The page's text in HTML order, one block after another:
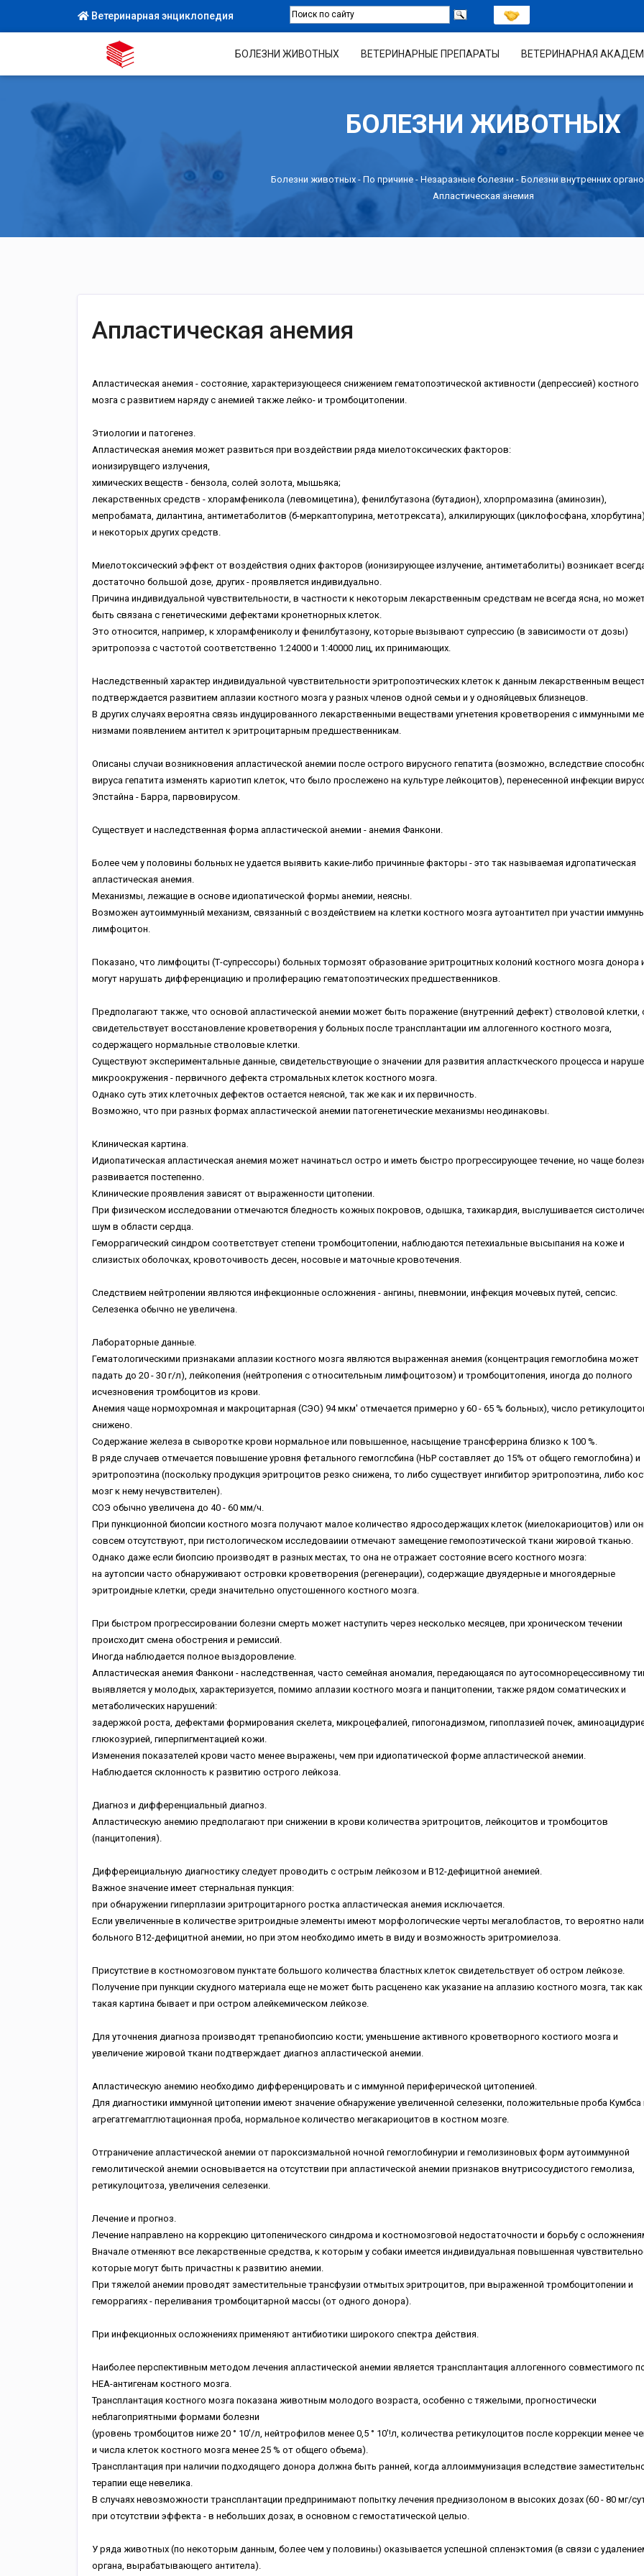
Ветеринарная энциклопедия
БОЛЕЗНИ ЖИВОТНЫХ ВЕТЕРИНАРНЫЕ ПРЕПАРАТЫ ВЕТЕРИНАРНАЯ
БОЛЕЗНИ ЖИВОТНЫХ
Болезни животных - По причине - Незаразные болезни - Болезни внутренних
Апластическая анемия
Апластическая анемия
Апластическая анемия - состояние, характеризующееся снижением гематопоэтической активности (депрессией) костного
мозга с развитием наряду с анемией также лейко- и тромбоцитопении.
Этиологии и патогенез.
Апластическая анемия может развиться при воздействии ряда миелотоксических факторов:
ионизирувщего излучения,
химических веществ - бензола, солей золота, мышьяка;
лекарственных средств - хлорамфеникола (левомицетина), фенилбутазона (бутадион), хлорпромазина (аминозин),
мепробамата, дилантина, антиметаболитов (б-меркаптопурина, метотрексата), алкилирующих (циклофосфана, хлорбутина)
и некоторых других средств.
Миелотоксический эффект от воздействия одних факторов (ионизирующее излучение, антиметаболиты) возникает
достаточно большой дозе, других - проявляется индивидуально.
Причина индивидуальной чувствительности, в частности к некоторым лекарственным средствам не всегда ясна, но
быть связана с генетическими дефектами кронетнорных клеток.
Это относится, например, к хлорамфениколу и фенилбутазону, которые вызывают супрессию (в зависимости от дозы)
эритропоэза с частотой соответственно 1:24000 и 1:40000 лиц, их принимающих.
Наследственный характер индивидуальной чувствительности эритропоэтических клеток к данным лекарственным
подтверждается развитием аплазии костного мозга у разных членов одной семьи и у однояйцевых близнецов.
В других случаях вероятна связь индуцированного лекарственными веществами угнетения кроветворения с иммунными
низмами появлением антител к эритроцитарным предшественникам.
Описаны случаи возникновения апластической анемии после острого вирусного гепатита (возможно, вследствие
вируса гепатита изменять кариотип клеток, что было прослежено на культуре лейкоцитов), перенесенной инфекции
Эпстайна - Барра, парвовирусом.
Существует и наследственная форма апластической анемии - анемия Фанкони.
Более чем у половины больных не удается выявить какие-либо причинные факторы - это так называемая идгопатическая
апластическая анемия.
Механизмы, лежащие в основе идиопатической формы анемии, неясны.
Возможен аутоиммунный механизм, связанный с воздействием на клетки костного мозга аутоантител при участии
лимфоцитон.
Показано, что лимфоциты (Т-супрессоры) больных тормозят образование эритроцитных колоний костного мозга донора
могут нарушать дифференциацию и пролиферацию гематопоэтических предшественников.
Предполагают также, что основой апластической анемии может быть поражение (внутренний дефект) стволовой клетки,
свидетельствует восстановление кроветворения у больных после трансплантации им аллогенного костного мозга,
содержащего нормальные стволовые клетки.
Существуют экспериментальные данные, свидетельствующие о значении для развития апласткческого процесса и
микроокружения - первичного дефекта стромальных клеток костного мозга.
Однако суть этих клеточных дефектов остается неясной, так же как и их первичность.
Возможно, что при разных формах апластической анемии патогенетические механизмы неодинаковы.
Клиническая картина.
Идиопатическая апластическая анемия может начинатьсл остро и иметь быстро прогрессирующее течение, но чаще
развивается постепенно.
Клинические проявления зависят от выраженности цитопении.
При физическом исследовании отмечаются бледность кожных покровов, одышка, тахикардия, выслушивается
шум в области сердца.
Геморрагический синдром соответствует степени тромбоцитопении, наблюдаются петехиальные высыпания на коже и
слизистых оболочках, кровоточивость десен, носовые и маточные кровотечения.
Следствием нейтропении являются инфекционные осложнения - ангины, пневмонии, инфекция мочевых путей, сепсис.
Селезенка обычно не увеличена.
Лабораторные данные.
Гематологическими признаками аплазии костного мозга являются выраженная анемия (концентрация гемоглобина может
падать до 20 - 30 г/л), лейкопения (нейтропения с относительным лимфоцитозом) и тромбоцитопения, иногда до полного
исчезновения тромбоцитов из крови.
Анемия чаще нормохромная и макроцитарная (СЭО) 94 мкм' отмечается примерно у 60 - 65 % больных), число
снижено.
Содержание железа в сыворотке крови нормальное или повышенное, насыщение трансферрина близко к 100 %.
В ряде случаев отмечается повышение уровня фетального гемоглсбина (НЬР составляет до 15% от общего гемоглобина) и
эритропоэтина (поскольку продукция эритроцитов резко снижена, то либо существует ингибитор эритропоэтина, либо
мозг к нему нечувствителен).
СОЭ обычно увеличена до 40 - 60 мм/ч.
При пункционной биопсии костного мозга получают малое количество ядросодержащих клеток (миелокариоцитов) или
совсем отсутствуют, при гистологическом исследоваиии отмечают замещение гемопоэтической ткани жировой тканью.
Однако даже если биопсию производят в разных местах, то она не отражает состояние всего костного мозга:
на аутопсии часто обнаруживают островки кроветворения (регенерации), содержащие двуядерные и многоядерные
эритроидные клетки, среди значительно опустошенного костного мозга.
При быстром прогрессировании болезни смерть может наступить через несколько месяцев, при хроническом течении
происходит смена обострения и ремиссий.
Иногда наблюдается полное выздоровление.
Апластическая анемия Фанкони - наследственная, часто семейная аномалия, передающаяся по аутосомнорецессивному
выявляется у молодых, характеризуется, помимо аплазии костного мозга и панцитопении, также рядом соматических и
метаболических нарушений:
задержкой роста, дефектами формирования скелета, микроцефалией, гипогонадизмом, гипоплазией почек,
глюкозурией, гиперпигментацией кожи.
Изменения показателей крови часто менее выражены, чем при идиопатической форме апластической анемии.
Наблюдается склонность к развитию острого лейкоза.
Диагноз и дифференциальный диагноз.
Апластическую анемию предполагают при снижении в крови количества эритроцитов, лейкоцитов и тромбоцитов
(панцитопения).
Диффереициальную диагностику следует проводить с острым лейкозом и В12-дефицитной анемией.
Важное значение имеет стернальная пункция:
при обнаружении гиперплазии эритроцитарного ростка апластическая анемия исключается.
Если увеличенные в количестве эритроидные элементы имеют морфологические черты мегалобластов, то вероятно
больного В12-дефицитной анемии, но при этом необходимо иметь в виду и возможность эритромиелоза.
Присутствие в костномозговом пунктате большого количества бластных клеток свидетельствует об остром лейкозе.
Получение при пункции скудного материала еще не может быть расценено как указание на аплазию костного мозга, так как
такая картина бывает и при остром алейкемическом лейкозе.
Для уточнения диагноза производят трепанобиопсию кости; уменьшение активного кроветворного костиого мозга и
увеличение жировой ткани подтверждает диагноз апластической анемии.
Апластическую анемию необходимо дифференцировать и с иммунной периферической цитопенией.
Для диагностики иммунной цитопении имеют значение обнаружение увеличенной селезенки, положительные проба Кумбса
агрегатгемагглютационная проба, нормальное количество мегакариоцитов в костном мозге.
Отграничение апластической анемии от пароксизмальной ночной гемоглобинурии и гемолизиновых форм аутоиммунной
гемолитической анемии основывается на отсутствии при апластической анемии признаков внутрисосудистого гемолиза,
ретикулоцитоза, увеличения селезенки.
Лечение и прогноз.
Лечение направлено на коррекцию цитопенического синдрома и костномозговой недостаточности и борьбу с
Вначале отменяют все лекарственные средства, к которым у собаки имеется индивидуальная повышенная
которые могут быть причастны к развитию анемии.
При тяжелой анемии проводят заместительные трансфузии отмытых эритроцитов, при выраженной тромбоцитопении и
геморрагиях - переливания тромбоцитарной массы (от одного донора).
При инфекционных осложнениях применяют антибиотики широкого спектра действия.
Наиболее перспективным методом лечения апластической анемии является трансплантация аллогенного совместимого
НЕА-антигенам костного мозга.
Трансплантация костного мозга показана животным молодого возраста, особенно с тяжелыми, прогностически
неблагоприятными формами болезни
(уровень тромбоцитов ниже 20 ° 10'/л, нейтрофилов менее 0,5 ° 10'!л, количества ретикулоцитов после коррекции менее
и числа клеток костного мозга менее 25 % от общего объема).
Трансплантация при наличии подходящего донора должна быть ранней, когда аллоиммунизация вследствие
терапии еще невелика.
В случаях невозможности трансплантации предпринимают попытку лечения преднизолоном в высоких дозах (60 - 80 мг/
при отсутствии эффекта - в небольших дозах, в основном с гемостатической целыо.
У ряда животных (по некоторым данным, более чем у половины) оказывается успешной спленэктомия (в связи с
органа, вырабатывающего антитела).